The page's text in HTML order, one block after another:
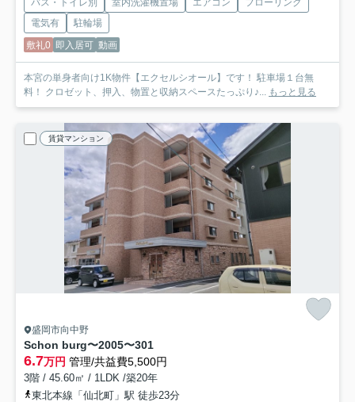
電気有
駐輪場
敷礼0 即入居可 動画
本宮の単身者向け1K物件【エクセルシオール】です！ 駐車場１台無
料！ クロゼット、押入、物置と収納スペースたっぷり♪...
もっと見る
賃貸マンション
盛岡市向中野
Schon burg〜2005〜301
6.7万円 管理/共益費5,500円
3階 / 45.60㎡ / 1LDK /築20年
東北本線「仙北町」駅 徒歩23分